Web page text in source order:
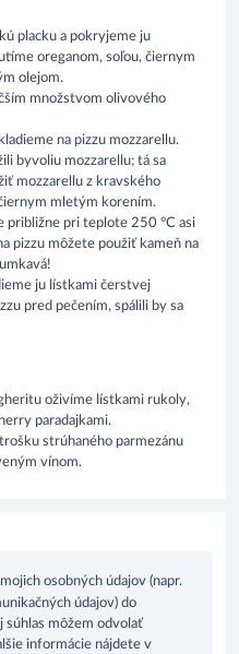
placku a pokryjeme ju
oreganom, soľou, čiernym
olejom.
množstvom olivového
na pizzu mozzarellu.
byvoliu mozzarellu; tá sa
mozzarellu z kravského
mletým korením.
približne pri teplote 250 °C asi
pizzu môžete použiť kameň na
ju lístkami čerstvej
pred pečením, spálili by sa
oživíme lístkami rukoly,
paradajkami.
strúhaného parmezánu
vínom.
osobných údajov (napr.
údajov) do
súhlas môžem odvolať
informácie nájdete v